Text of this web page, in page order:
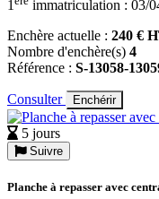
1
immatriculation : 03/
Enchère actuelle : 240 €
Nombre d'enchère(s) 4
Référence : S-13058-
Consulter Enchérir
5 jours
Suivre
Planche à repasser avec